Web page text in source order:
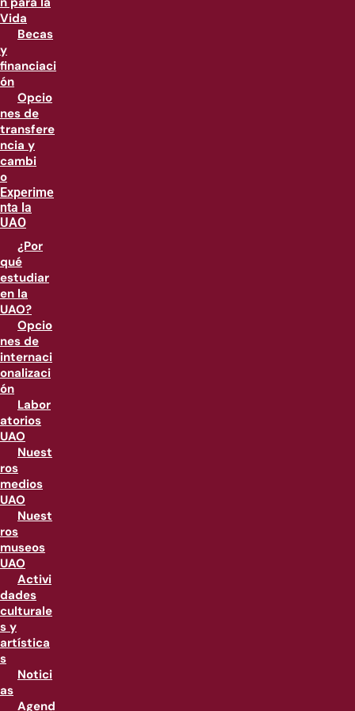
Vida
Becas
y
financiaci
ón
Opcio
nes de
transfere
ncia y
cambi
o
Experime
nta la
UAO
¿Por
qué
estudiar
en la
UAO?
Opcio
nes de
internaci
onalizaci
ón
Labor
atorios
UAO
Nuest
ros
medios
UAO
Nuest
ros
museos
UAO
Activi
dades
culturale
s y
artística
s
Notici
as
Agend